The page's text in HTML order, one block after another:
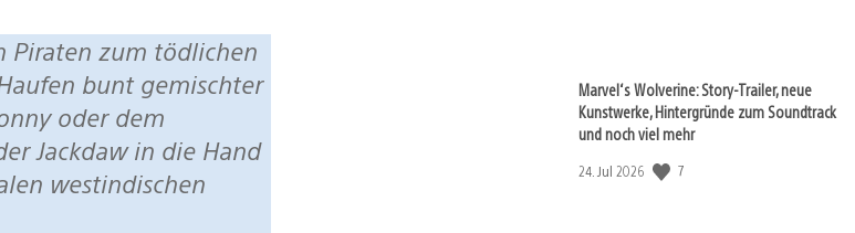
bunt gemischter
oder dem
Jackdaw in die Hand
westindischen
Marvel‘s Wolverine: Story-Trailer, neue
Kunstwerke, Hintergründe zum Soundtrack
und noch viel mehr
Veröffentlichungsdatum:
24. Jul 2026 7